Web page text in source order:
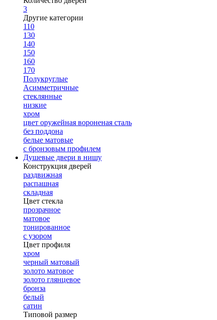
3
Другие категории
110
130
140
150
160
170
Полукруглые
Асимметричные
стеклянные
низкие
хром
цвет оружейная вороненая сталь
без поддона
белые матовые
с бронзовым профилем
Душевые двери в нишу
Конструкция дверей
раздвижная
распашная
складная
Цвет стекла
прозрачное
матовое
тонированное
с узором
Цвет профиля
хром
черный матовый
золото матовое
золото глянцевое
бронза
белый
сатин
Типовой размер